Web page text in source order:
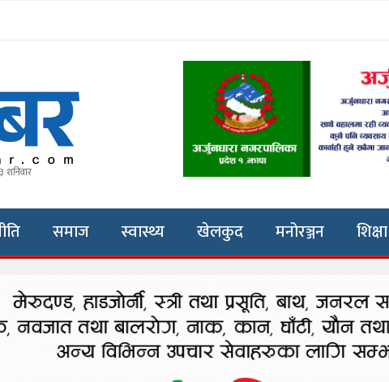
समाज स्वास्थ्य खेलकुद मनोरञ्जन शिक्षा